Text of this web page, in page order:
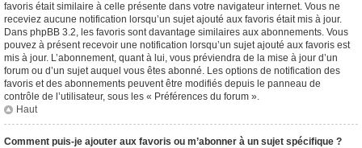
favoris était similaire à celle présente dans votre navigateur internet. Vous ne
receviez aucune notification lorsqu’un sujet ajouté aux favoris était mis à jour.
Dans phpBB 3.2, les favoris sont davantage similaires aux abonnements. Vous
pouvez à présent recevoir une notification lorsqu’un sujet ajouté aux favoris est
mis à jour. L’abonnement, quant à lui, vous préviendra de la mise à jour d’un
forum ou d’un sujet auquel vous êtes abonné. Les options de notification des
favoris et des abonnements peuvent être modifiés depuis le panneau de
contrôle de l’utilisateur, sous les « Préférences du forum ».
Haut
Comment puis-je ajouter aux favoris ou m’abonner à un sujet spécifique ?